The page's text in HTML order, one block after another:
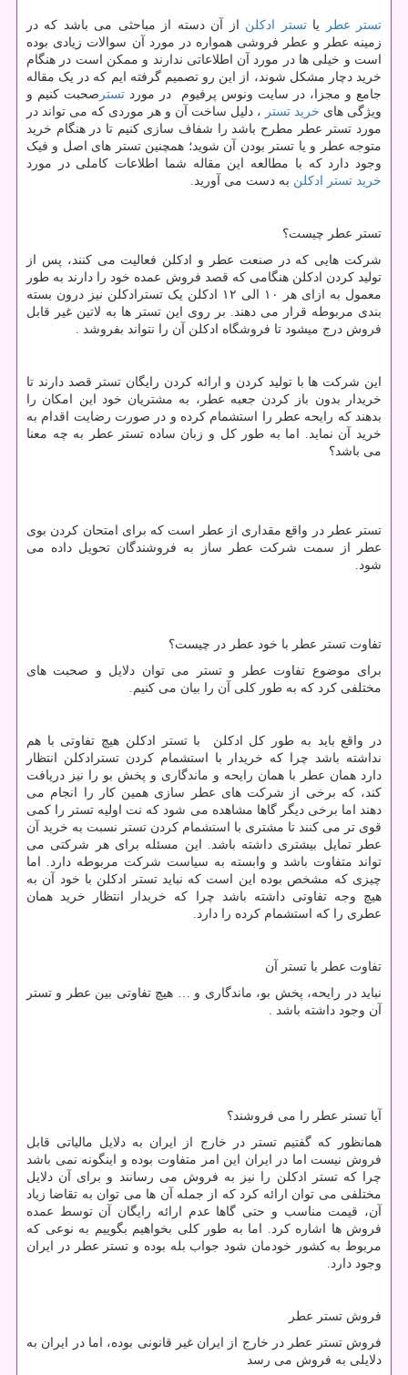
تستر عطر یاتستر ادکلن از آن دسته از مباحثی می باشد که در
زمینه عطر و عطر فروشی همواره در مورد آن سوالات زیادی بوده
است و خیلی ها در مورد آن اطلاعاتی ندارند و ممکن است در هنگام
خرید دچار مشکل شوند، از این رو تصمیم گرفته ایم که در یک مقاله
جامع و مجزا، در سایت ونوس پرفیوم در مورد تستر صحبت کنیم و
ویژگی های خرید تستر ، دلیل ساخت آن و هر موردی که می تواند در
مورد تستر عطر مطرح باشد را شفاف سازی کنیم تا در هنگام خرید
متوجه عطر و یا تستر بودن آن شوید؛ همچنین تستر های اصل و فیک
وجود دارد که با مطالعه این مقاله شما اطلاعات کاملی در مورد
خرید تستر ادکلن به دست می آورید.
تستر عطر چیست؟
شرکت هایی که در صنعت عطر و ادکلن فعالیت می کنند، پس از
تولید کردن ادکلن هنگامی که قصد فروش عمده خود را دارند به طور
معمول به ازای هر ۱۰ الی ۱۲ ادکلن یک تسترادکلن نیز درون بسته
بندی مربوطه قرار می دهند. بر روی این تستر ها به لاتین غیر قابل
فروش درج میشود تا فروشگاه ادکلن آن را نتواند بفروشد .
این شرکت ها با تولید کردن و ارائه کردن رایگان تستر قصد دارند تا
خریدار بدون باز کردن جعبه عطر، به مشتریان خود این امکان را
بدهند که رایحه عطر را استشمام کرده و در صورت رضایت اقدام به
خرید آن نماید. اما به طور کل و زبان ساده تستر عطر به چه معنا
می باشد؟
تستر عطر در واقع مقداری از عطر است که برای امتحان کردن بوی
عطر از سمت شرکت عطر ساز به فروشندگان تحویل داده می
شود.
تفاوت تستر عطر با خود عطر در چیست؟
برای موضوع تفاوت عطر و تستر می توان دلایل و صحبت های
مختلفی کرد که به طور کلی آن را بیان می کنیم.
در واقع باید به طور کل ادکلن با تستر ادکلن هیچ تفاوتی با هم
نداشته باشد چرا که خریدار با استشمام کردن تسترادکلن انتظار
دارد همان عطر با همان رایحه و ماندگاری و پخش بو را نیز دریافت
کند، که برخی از شرکت های عطر سازی همین کار را انجام می
دهند اما برخی دیگر گاها مشاهده می شود که نت اولیه تستر را کمی
قوی تر می کنند تا مشتری با استشمام کردن تستر نسبت به خرید آن
عطر تمایل بیشتری داشته باشد. این مسئله برای هر شرکتی می
تواند متفاوت باشد و وابسته به سیاست شرکت مربوطه دارد. اما
چیزی که مشخص بوده این است که نباید تستر ادکلن با خود آن به
هیچ وجه تفاوتی داشته باشد چرا که خریدار انتظار خرید همان
عطری را که استشمام کرده را دارد.
تفاوت عطر با تستر آن
نباید در رایحه، پخش بو، ماندگاری و … هیچ تفاوتی بین عطر و تستر
آن وجود داشته باشد .
آیا تستر عطر را می فروشند؟
همانظور که گفتیم تستر در خارج از ایران به دلایل مالیاتی قابل
فروش نیست اما در ایران این امر متفاوت بوده و اینگونه نمی باشد
چرا که تستر ادکلن را نیز به فروش می رسانند و برای آن دلایل
مختلفی می توان ارائه کرد که از جمله آن ها می توان به تقاضا زیاد
آن، قیمت مناسب و حتی گاها عدم ارائه رایگان آن توسط عمده
فروش ها اشاره کرد. اما به طور کلی بخواهیم بگوییم به نوعی که
مربوط به کشور خودمان شود جواب بله بوده و تستر عطر در ایران
وجود دارد.
فروش تستر عطر
فروش تستر عطر در خارج از ایران غیر قانونی بوده، اما در ایران به
دلایلی به فروش می رسد